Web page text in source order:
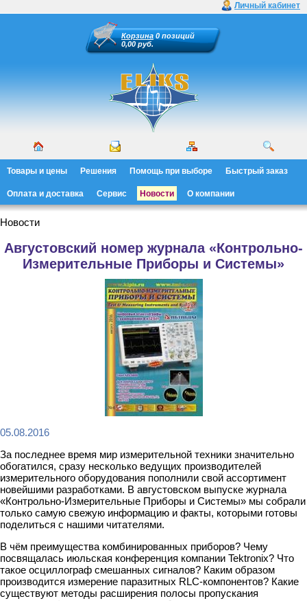
Личный кабинет
Корзина 0 позиций
0,00 руб.
Товары и цены Решения Помощь при выборе Быстрый заказ
Оплата и доставка Сервис Новости О компании
Новости
Августовский номер журнала «Контрольно-
Измерительные Приборы и Системы»
05.08.2016
За последнее время мир измерительной техники значительно
обогатился, сразу несколько ведущих производителей
измерительного оборудования пополнили свой ассортимент
новейшими разработками. В августовском выпуске журнала
«Контрольно-Измерительные Приборы и Системы» мы собрали
только самую свежую информацию и факты, которыми готовы
поделиться с нашими читателями.
В чём преимущества комбинированных приборов? Чему
посвящалась июльская конференция компании Tektronix? Что
такое осциллограф смешанных сигналов? Каким образом
производится измерение паразитных RLC-компонентов? Какие
существуют методы расширения полосы пропускания